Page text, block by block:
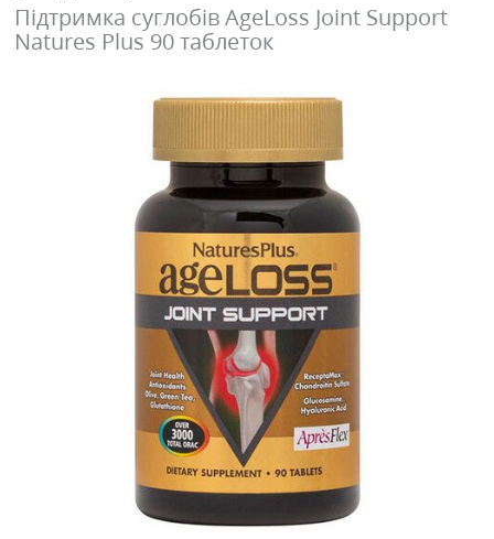
Підтримка суглобів AgeLoss Joint Support
Natures Plus 90 таблеток